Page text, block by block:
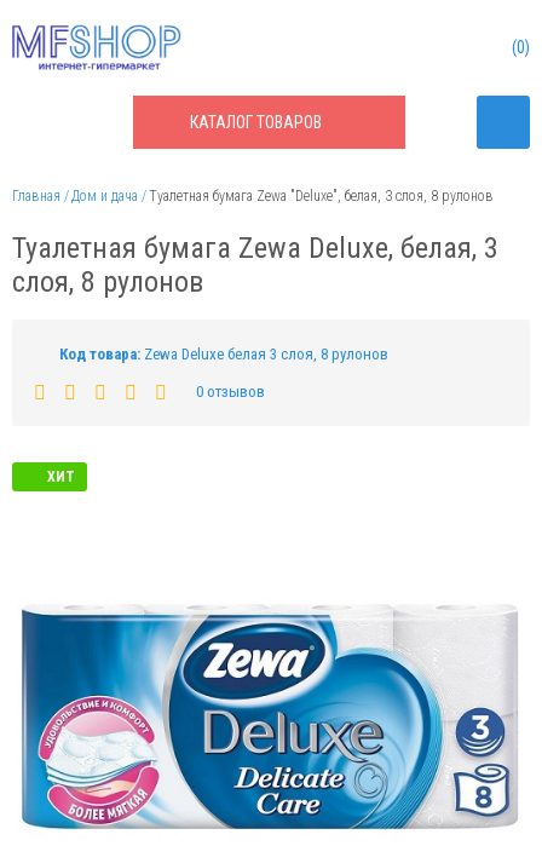
КАТАЛОГТОВАРОВ
0
Главная Дом и дача Туалетная бумага Zewa "Deluxe", белая, 3 слоя, 8 рулонов
Туалетная бумага Zewa Deluxe, белая, 3
слоя, 8 рулонов
Код товара: Zewa Deluxe белая 3 слоя, 8 рулонов
0 отзывов
ХИТ